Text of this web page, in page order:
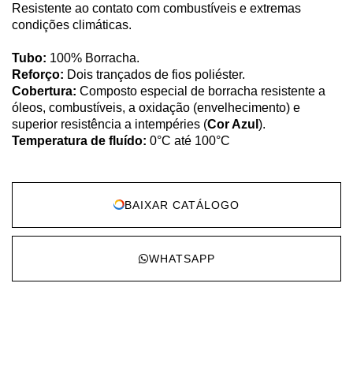
Resistente ao contato com combustíveis e extremas
condições climáticas.
Tubo: 100% Borracha.
Reforço: Dois trançados de fios poliéster.
Cobertura: Composto especial de borracha resistente a
óleos, combustíveis, a oxidação (envelhecimento) e
superior resistência a intempéries (Cor Azul ).
Temperatura de fluído: 0°C até 100°C
BAIXAR CATÁLOGO
WHATSAPP